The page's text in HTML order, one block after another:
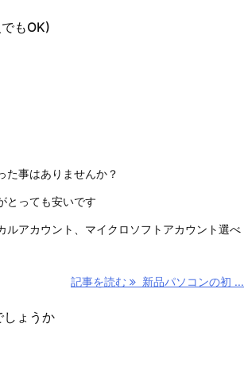
もOK)
た事はありませんか？
とっても安いです
ルアカウント、マイクロソフトアカウント選べ
記事を読む 新品パソコンの初 ...
しょうか